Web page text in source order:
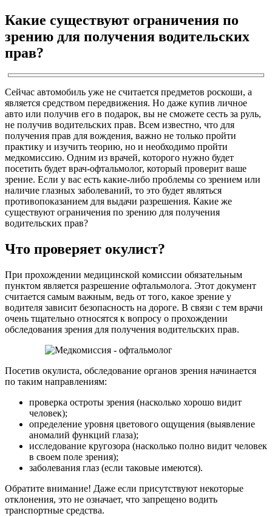
Какие существуют ограничения по
зрению для получения водительских
прав?
Сейчас автомобиль уже не считается предметов роскоши, а
является средством передвижения. Но даже купив личное
авто или получив его в подарок, вы не сможете сесть за руль,
не получив водительских прав. Всем известно, что для
получения прав для вождения, важно не только пройти
практику и изучить теорию, но и необходимо пройти
медкомиссию. Одним из врачей, которого нужно будет
посетить будет врач-офтальмолог, который проверит ваше
зрение. Если у вас есть какие-либо проблемы со зрением или
наличие глазных заболеваний, то это будет являться
противопоказанием для выдачи разрешения. Какие же
существуют ограничения по зрению для получения
водительских прав?
Что проверяет окулист?
При прохождении медицинской комиссии обязательным
пунктом является разрешение офтальмолога. Этот документ
считается самым важным, ведь от того, какое зрение у
водителя зависит безопасность на дороге. В связи с тем врачи
очень тщательно относятся к вопросу о прохождении
обследования зрения для получения водительских прав.
Посетив окулиста, обследование органов зрения начинается
по таким направлениям:
проверка остроты зрения (насколько хорошо видит
человек);
определение уровня цветового ощущения (выявление
аномалий функций глаза);
исследование кругозора (насколько полно видит человек
в своем поле зрения);
заболевания глаз (если таковые имеются).
Обратите внимание! Даже если присутствуют некоторые
отклонения, это не означает, что запрещено водить
транспортные средства.